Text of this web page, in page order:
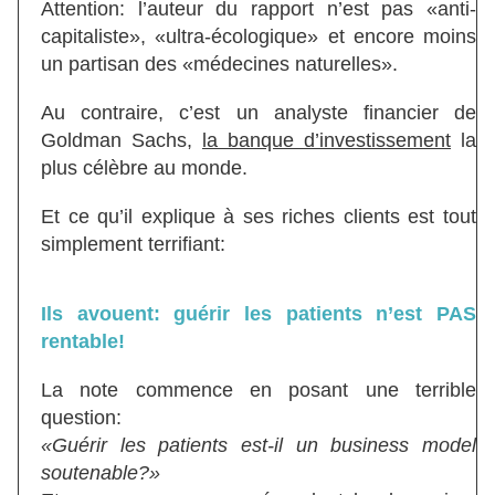
Attention: l’auteur du rapport n’est pas «anti-
capitaliste», «ultra-écologique» et encore moins
un partisan des «médecines naturelles».
Au contraire, c’est un analyste financier de
Goldman Sachs,
la banque d’investissement la
plus célèbre au monde.
Et ce qu’il explique à ses riches clients est tout
simplement terrifiant:
Ils avouent: guérir les patients n’est PAS
rentable!
La note commence en posant une terrible
question:
«Guérir les patients est-il un business model
soutenable?»